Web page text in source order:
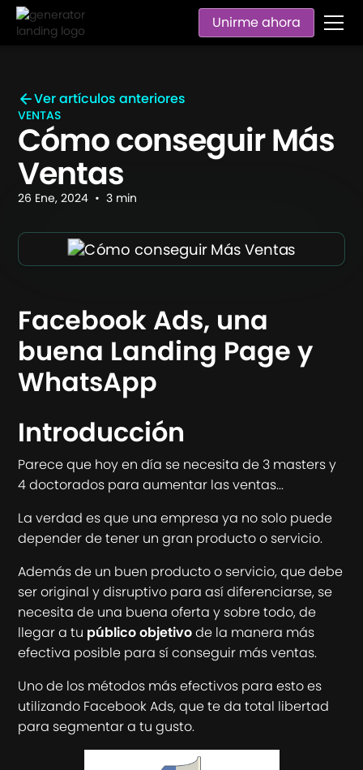
Unirme ahora
Ver artículos anteriores
VENTAS
Cómo conseguir Más
Ventas
26 Ene, 2024 • 3 min
Facebook Ads, una
buena Landing Page y
WhatsApp
Introducción
Parece que hoy en día se necesita de 3 masters y
4 doctorados para aumentar las ventas...
La verdad es que una empresa ya no solo puede
depender de tener un gran producto o servicio.
Además de un buen producto o servicio, que debe
ser original y disruptivo para así diferenciarse, se
necesita de una buena oferta y sobre todo, de
llegar a tu público objetivode la manera más
efectiva posible para sí conseguir más ventas.
Uno de los métodos más efectivos para esto es
utilizando Facebook Ads, que te da total libertad
para segmentar a tu gusto.